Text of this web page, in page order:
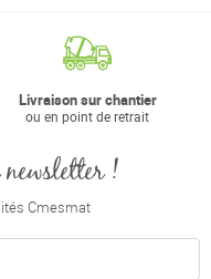
Livraison sur chantier
ou en point de retrait
!
Cmesmat